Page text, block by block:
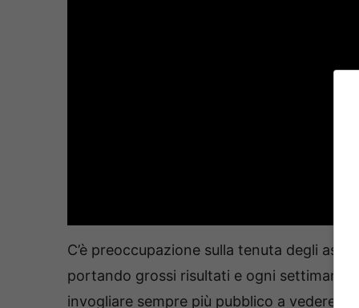
C’è preoccupazione sulla tenuta degli
portando grossi risultati e ogni settimana
invogliare sempre più pubblico a vedere il